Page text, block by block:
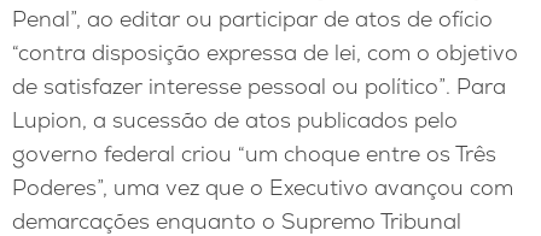
Penal”, ao editar ou participar de atos de ofício
“contra disposição expressa de lei, com o objetivo
de satisfazer interesse pessoal ou político”. Para
Lupion, a sucessão de atos publicados pelo
governo federal criou “um choque entre os Três
Poderes”, uma vez que o Executivo avançou com
demarcações enquanto o Supremo Tribunal